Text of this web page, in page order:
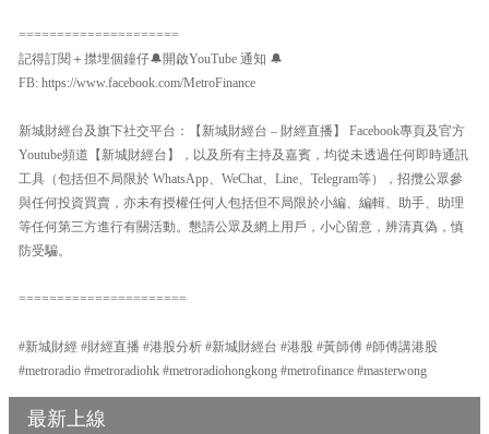
=====================
記得訂閱＋㩒埋個鐘仔🔔開啟YouTube 通知 🔔
FB: https://www.facebook.com/MetroFinance
新城財經台及旗下社交平台：【新城財經台 – 財經直播】 Facebook專頁及官方
Youtube頻道【新城財經台】，以及所有主持及嘉賓，均從未透過任何即時通訊
工具（包括但不局限於 WhatsApp、WeChat、Line、Telegram等），招攬公眾參
與任何投資買賣，亦未有授權任何人包括但不局限於小編、編輯、助手、助理
等任何第三方進行有關活動。懇請公眾及網上用戶，小心留意，辨清真偽，慎
防受騙。
======================
#新城財經 #財經直播 #港股分析 #新城財經台 #港股 #黃師傅 #師傅講港股
#metroradio #metroradiohk #metroradiohongkong #metrofinance #masterwong
最新上線